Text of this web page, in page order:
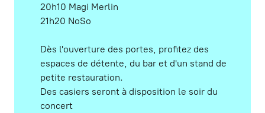
20h10 Magi Merlin
21h20 NoSo
Dès l'ouverture des portes, profitez des
espaces de détente, du bar et d'un stand de
petite restauration.
Des casiers seront à disposition le soir du
concert